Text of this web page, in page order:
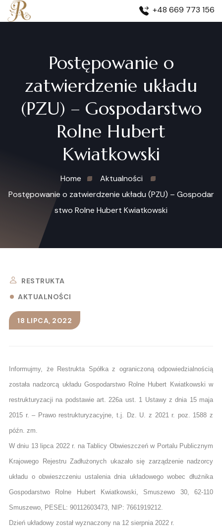
+48 669 773 156
Postępowanie o
zatwierdzenie układu
(PZU) – Gospodarstwo
Rolne Hubert
Kwiatkowski
Home
Aktualności
Postępowanie o zatwierdzenie układu (PZU) – Gospodar
stwo Rolne Hubert Kwiatkowski
RESTRUKTA
AKTUALNOŚCI
18 LIPCA, 2022
Informujmy, że Restrukta Spółka z ograniczoną odpowiedzialnością
została nadzorcą układu Gospodarstwo Rolne Hubert Kwiatkowski w
restrukturyzacji na podstawie art. 226a ust. 1 Ustawy z dnia 15 maja
2015 r. – Prawo restrukturyzacyjne, t.j. Dz. U. z 2021 r. poz. 1588 z
późn. zm.
W dniu 13 lipca 2022 r. na Tablicy Obwieszczeń w Portalu Publicznym
Krajowego Rejestru Zadłużonych ukazało się zarządzenie nadzorcy
układu o obwieszczeniu ustalenia dnia układowego wobec dłużnika
Gospodarstwo Rolne Hubert Kwiatkowski, Smuszewo 30, 62-110
Smuszewo, PESEL: 90112603473, NIP: 7661919212.
Dzień układowy został wyznaczony na 12 sierpnia 2022 r.